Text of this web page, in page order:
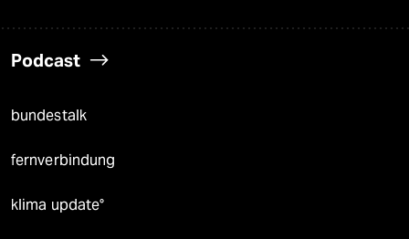
Podcast
bundestalk
fernverbindung
klima update°